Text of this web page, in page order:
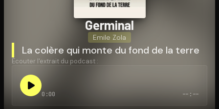
Germinal
Emile Zola
La colère qui monte du fond de la terre
Écouter l'extrait du podcast :
0:00 --:--